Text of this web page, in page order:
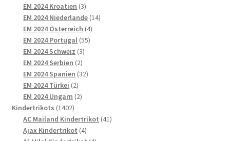
Produkte
EM 2024 Kroatien 33
Produkte
EM 2024 Niederlande 1414
EM 2024 Österreich 44
EM 2024 Portugal 5555
EM 2024 Schweiz 33
EM 2024 Serbien 22
Produkte
EM 2024 Spanien 3232
EM 2024 Türkei 22
Produkte
EM 2024 Ungarn 22
Kindertrikots 14021402
Produkte
AC Mailand Kindertrikot 4141
Ajax Kindertrikot 44